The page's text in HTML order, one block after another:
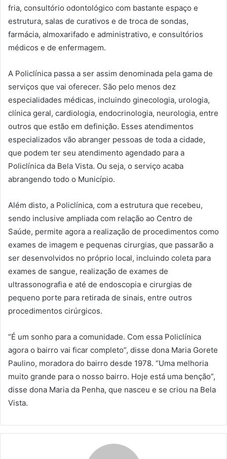
fria, consultório odontológico com bastante espaço e
estrutura, salas de curativos e de troca de sondas,
farmácia, almoxarifado e administrativo, e consultórios
médicos e de enfermagem.
A Policlínica passa a ser assim denominada pela gama de
serviços que vai oferecer. São pelo menos dez
especialidades médicas, incluindo ginecologia, urologia,
clínica geral, cardiologia, endocrinologia, neurologia, entre
outros que estão em definição. Esses atendimentos
especializados vão abranger pessoas de toda a cidade,
que podem ter seu atendimento agendado para a
Policlínica da Bela Vista. Ou seja, o serviço acaba
abrangendo todo o Município.
Além disto, a Policlínica, com a estrutura que recebeu,
sendo inclusive ampliada com relação ao Centro de
Saúde, permite agora a realização de procedimentos como
exames de imagem e pequenas cirurgias, que passarão a
ser desenvolvidos no próprio local, incluindo coleta para
exames de sangue, realização de exames de
ultrassonografia e até de endoscopia e cirurgias de
pequeno porte para retirada de sinais, entre outros
procedimentos cirúrgicos.
“É um sonho para a comunidade. Com essa Policlínica
agora o bairro vai ficar completo”, disse dona Maria Gorete
Paulino, moradora do bairro desde 1978. “Uma melhoria
muito grande para o nosso bairro. Hoje está uma benção”,
disse dona Maria da Penha, que nasceu e se criou na Bela
Vista.